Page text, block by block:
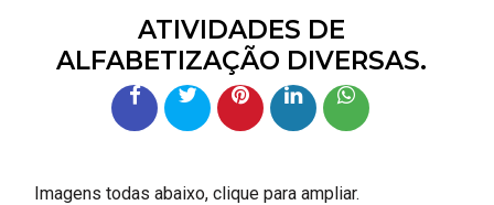
ATIVIDADES DE
ALFABETIZAÇÃO DIVERSAS.
Imagens todas abaixo, clique para ampliar.